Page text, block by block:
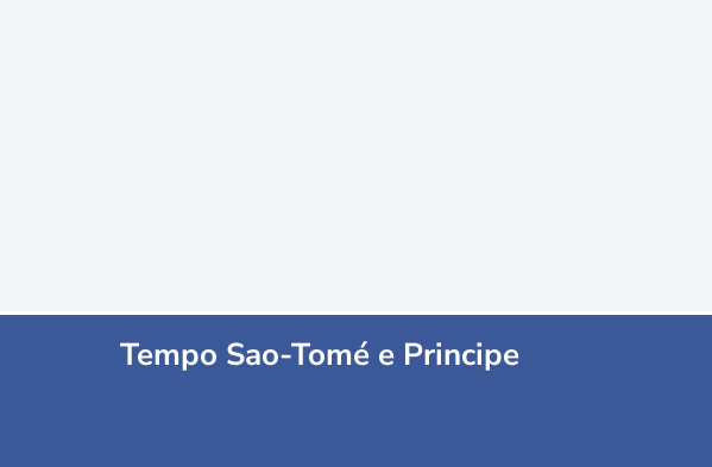
Tempo Sao-Tomé e Principe